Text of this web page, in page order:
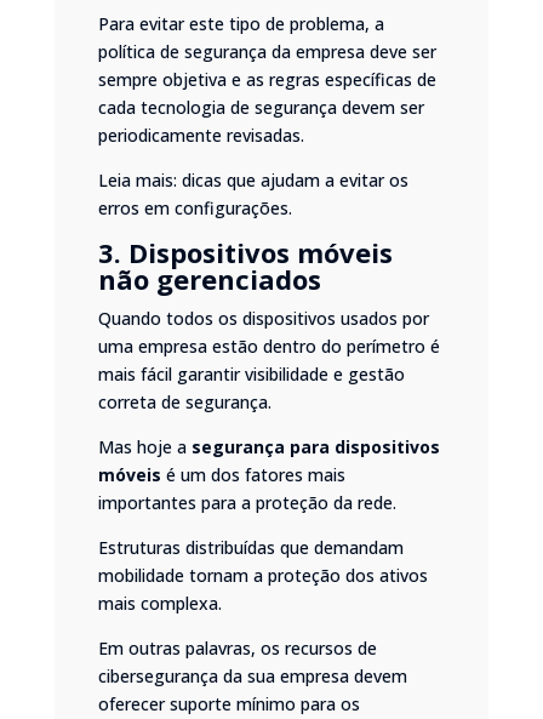
Para evitar este tipo de problema, a
política de segurança da empresa deve ser
sempre objetiva e as regras específicas de
cada tecnologia de segurança devem ser
periodicamente revisadas.
Leia mais: dicas que ajudam a evitar os
erros em configurações.
3. Dispositivos móveis
não gerenciados
Quando todos os dispositivos usados por
uma empresa estão dentro do perímetro é
mais fácil garantir visibilidade e gestão
correta de segurança.
Mas hoje a segurança para dispositivos
móveis é um dos fatores mais
importantes para a proteção da rede.
Estruturas distribuídas que demandam
mobilidade tornam a proteção dos ativos
mais complexa.
Em outras palavras, os recursos de
cibersegurança da sua empresa devem
oferecer suporte mínimo para os